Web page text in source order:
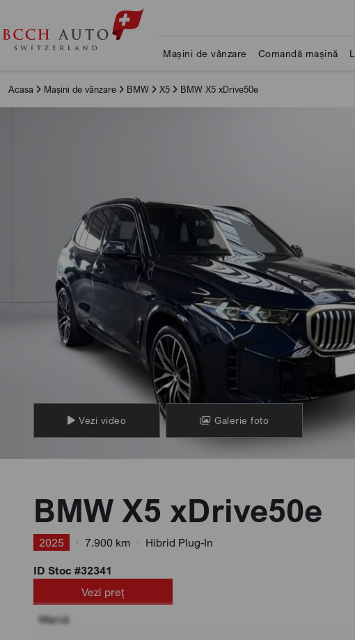
Mașini de vânzare Comandă mașină
Acasa Mașini de vânzare BMW X5 BMW X5 xDrive50e
Vezi video Galerie foto
BMW X5 xDrive50e
2025 7.900 km
Hibrid Plug-In
ID Stoc #32341
Vezi preț
Marcă